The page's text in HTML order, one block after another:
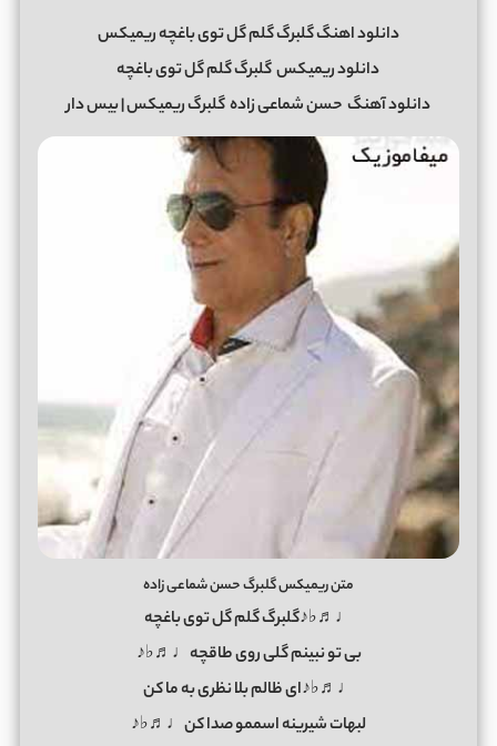
دانلود اهنگ گلبرگ گلم گل توی باغچه ریمیکس
دانلود ریمیکسگلبرگ گلم گل توی باغچه
دانلود آهنگ حسن شماعی زادهگلبرگ ریمیکس | بیس دار
متن ریمیکس گلبرگ حسن شماعی زاده
♩♬♭♪گلبرگ گلم گل توی باغچه
بی تو نبینم گلی روی طاقچه♩♬♭♪
♩♬♭♪ای ظالم بلا نظری به ما کن
لبهات شیرینه اسممو صدا کن♩♬♭♪